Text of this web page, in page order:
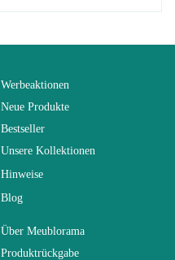
Erwachsener
CRISS
Weiß
30
Werbeaktionen
Neue Produkte
Bestseller
Unsere Kollektionen
Hinweise
Blog
Über Meublorama
Produktrückgabe